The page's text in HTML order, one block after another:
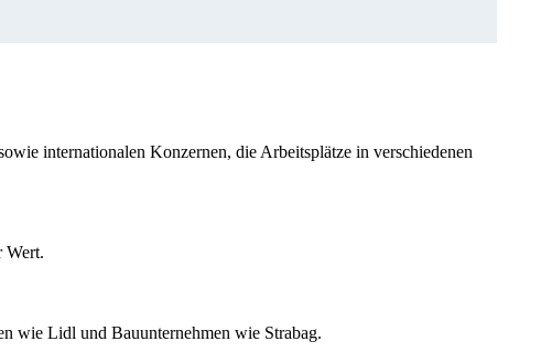
internationalen Konzernen, die Arbeitsplätze in verschiedenen
Wert.
wie Lidl und Bauunternehmen wie Strabag.